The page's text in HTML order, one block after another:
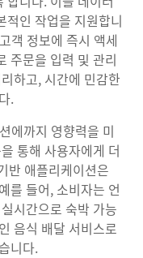
적인 작업을 지원합니
객 정보에 즉시 액세
주문을 입력 및 관리
하고, 시간에 민감한
.
에까지 영향력을 미
통해 사용자에게 더
반 애플리케이션은
를 들어, 소비자는 언
시간으로 숙박 가능
음식 배달 서비스로
니다.